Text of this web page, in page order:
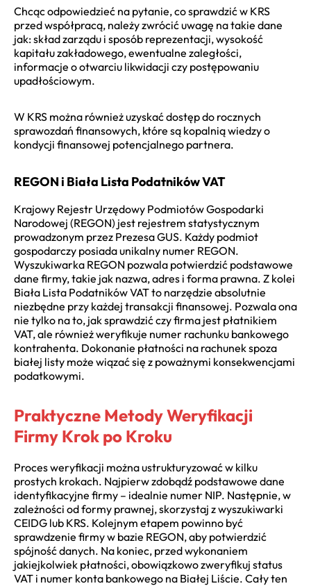
Chcąc odpowiedzieć na pytanie, co sprawdzić w KRS
przed współpracą, należy zwrócić uwagę na takie dane
jak: skład zarządu i sposób reprezentacji, wysokość
kapitału zakładowego, ewentualne zaległości,
informacje o otwarciu likwidacji czy postępowaniu
upadłościowym.
W KRS można również uzyskać dostęp do rocznych
sprawozdań finansowych, które są kopalnią wiedzy o
kondycji finansowej potencjalnego partnera.
REGON i Biała Lista Podatników VAT
Krajowy Rejestr Urzędowy Podmiotów Gospodarki
Narodowej (REGON) jest rejestrem statystycznym
prowadzonym przez Prezesa GUS. Każdy podmiot
gospodarczy posiada unikalny numer REGON.
Wyszukiwarka REGON pozwala potwierdzić podstawowe
dane firmy, takie jak nazwa, adres i forma prawna. Z kolei
Biała Lista Podatników VAT to narzędzie absolutnie
niezbędne przy każdej transakcji finansowej. Pozwala ona
nie tylko na to, jak sprawdzić czy firma jest płatnikiem
VAT, ale również weryfikuje numer rachunku bankowego
kontrahenta. Dokonanie płatności na rachunek spoza
białej listy może wiązać się z poważnymi konsekwencjami
podatkowymi.
Praktyczne Metody Weryfikacji
Firmy Krok po Kroku
Proces weryfikacji można ustrukturyzować w kilku
prostych krokach. Najpierw zdobądź podstawowe dane
identyfikacyjne firmy – idealnie numer NIP. Następnie, w
zależności od formy prawnej, skorzystaj z wyszukiwarki
CEIDG lub KRS. Kolejnym etapem powinno być
sprawdzenie firmy w bazie REGON, aby potwierdzić
spójność danych. Na koniec, przed wykonaniem
jakiejkolwiek płatności, obowiązkowo zweryfikuj status
VAT i numer konta bankowego na Białej Liście. Cały ten